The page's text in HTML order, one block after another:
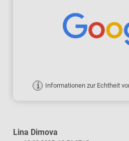
Informationen zur Echtheit
Lina Dimova